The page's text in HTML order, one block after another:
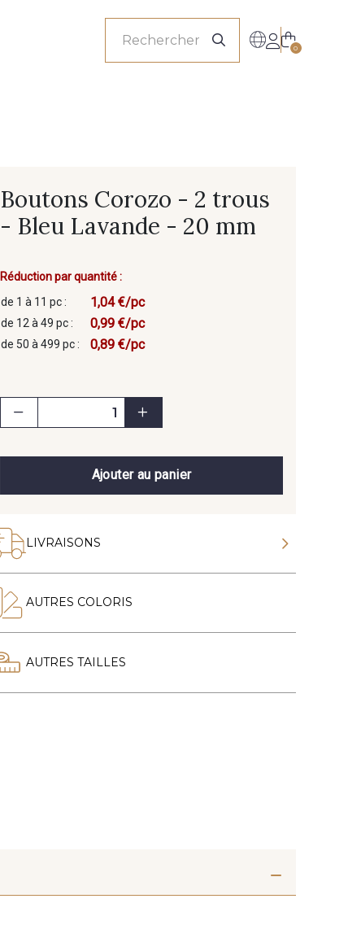
0
Boutons Corozo - 2 trous
- Bleu Lavande - 20 mm
Réduction par quantité :
de 1 à 11 pc :
1,04 €/pc
de 12 à 49 pc : 0,99 €/pc
de 50 à 499 pc : 0,89 €/pc
Ajouter au panier
LIVRAISONS
AUTRES COLORIS
AUTRES TAILLES